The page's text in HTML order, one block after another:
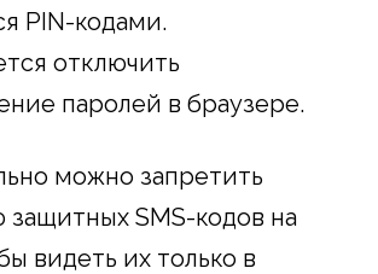
PIN-кодами.
отключить
паролей в браузере.
можно запретить
защитных SMS-кодов на
видеть их только в